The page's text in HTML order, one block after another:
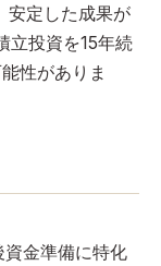
安定した成果が
立投資を15年続
性がありま
金準備に特化